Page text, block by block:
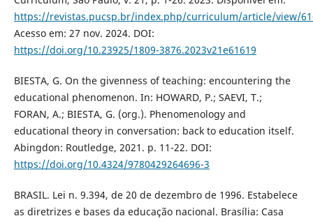
https://revistas.pucsp.br/index.php/curriculum/article/view/
Acesso em: 27 nov. 2024. DOI:
https://doi.org/10.23925/1809-3876.2023v21e61619
BIESTA, G. On the givenness of teaching: encountering the
educational phenomenon. In: HOWARD, P.; SAEVI, T.;
FORAN, A.; BIESTA, G. (org.). Phenomenology and
educational theory in conversation: back to education itself.
Abingdon: Routledge, 2021. p. 11-22. DOI:
https://doi.org/10.4324/9780429264696-3
BRASIL. Lei n. 9.394, de 20 de dezembro de 1996. Estabelece
as diretrizes e bases da educação nacional. Brasília: Casa